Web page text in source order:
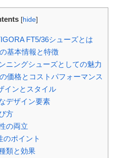
[hide]
FT5/36シューズとは
基本情報と特徴
ニングシューズとしての魅力
価格とコストパフォーマンス
インとスタイル
デザイン要素
方
の両立
のポイント
類と効果